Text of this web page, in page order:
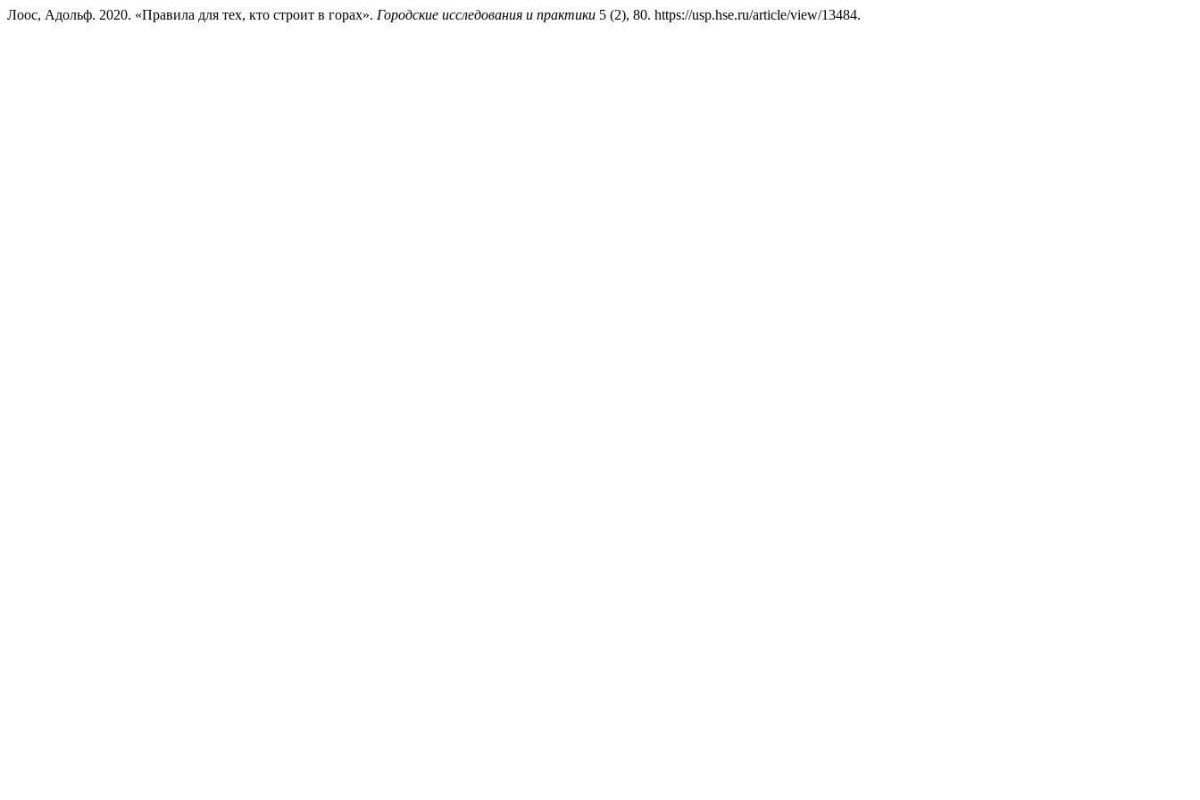
Лоос, Адольф. 2020. «Правила для тех, кто строит в горах». Городские исследования и практики 5 (2), 80. https://usp.hse.ru/article/view/13484.